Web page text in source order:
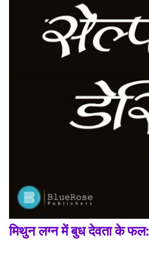
मिथुन लग्न में बुध देवता के फल: